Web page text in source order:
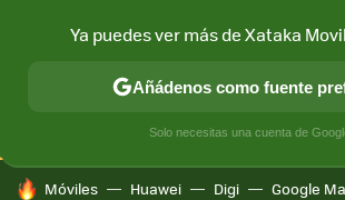
CONECTIVIDAD MÓVIL Y SOCIEDAD
HOY SE HABLA DE
Móviles Huawei Digi Google
Ya puedes ver más de Xataka
Añádenos como fuente
Solo necesitas una cuenta de